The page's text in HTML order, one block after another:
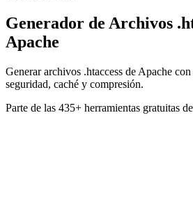
Generador de Archivos
Apache
Generar archivos .htaccess de Apache
seguridad, caché y compresión.
Parte de las 435+ herramientas gratuitas